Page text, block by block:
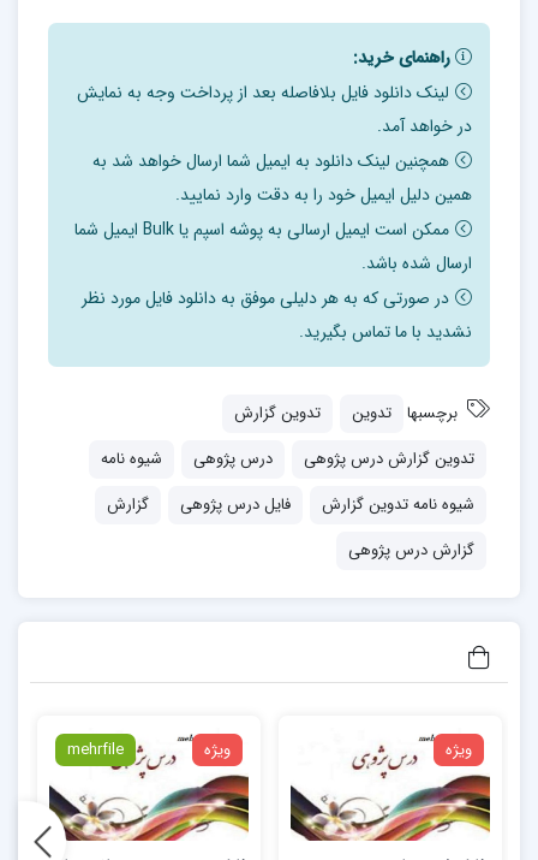
بهسازی حرفه ای معلمان و یادگیری دانش آموزان را می توان
از عمده ترین اهداف درس پژوهی در نظر گرفت.
به طور قطع، اعضای یک گروه درس پژوهی به این بهسازی
دست یافته و به دنبال آن بهبود یادگیری دانش آموزان نیز
حاصل خواهد شد.
مجریان درس پژوهی الزاماً درصدد تعمیم نتایج نمی باشند
لیکن در کشورهایی مانند ایران که مدارس
در یک نظام آموزشی متمرکز اداره می شوند، اکثر معلمان طی
دانش و اشاعه تجارب کسب شده، اقدام نمود.
نمونه گزارش درس پژوهی
بسمه تعالی
احتراماً به استحضار معلمین گرامی می رساند در سال
تحصيلي : 92-91 از طرف معاونت آموزش ابتدايي وزارت
متبوع،
راهنمای خرید:
لینک دانلود فایل بلافاصله بعد از پرداخت وجه به نمایش
در خواهد آمد.
همچنین لینک دانلود به ایمیل شما ارسال خواهد شد به
همین دلیل ایمیل خود را به دقت وارد نمایید.
ممکن است ایمیل ارسالی به پوشه اسپم یا Bulk ایمیل شما
ارسال شده باشد.
در صورتی که به هر دلیلی موفق به دانلود فایل مورد نظر
نشدید با ما تماس بگیرید.
برچسبها تدوین
تدوین گزارش
تدوین گزارش درس پژوهی
درس پژوهی
شیوه نامه
شیوه نامه تدوین گزارش
فایل درس پژوهی
گزارش
گزارش درس پژوهی
ویژه ویژه mehrfile